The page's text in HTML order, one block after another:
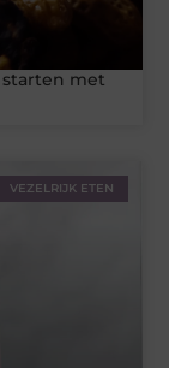
met
VEZELRIJK ETEN